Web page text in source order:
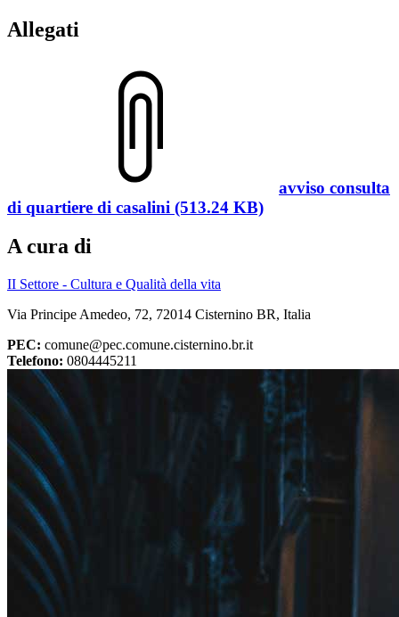
Allegati
avviso consulta
di quartiere di casalini (513.24 KB)
A cura di
II Settore - Cultura e Qualità della vita
Via Principe Amedeo, 72, 72014 Cisternino BR, Italia
PEC: comune@pec.comune.cisternino.br.it
Telefono: 0804445211